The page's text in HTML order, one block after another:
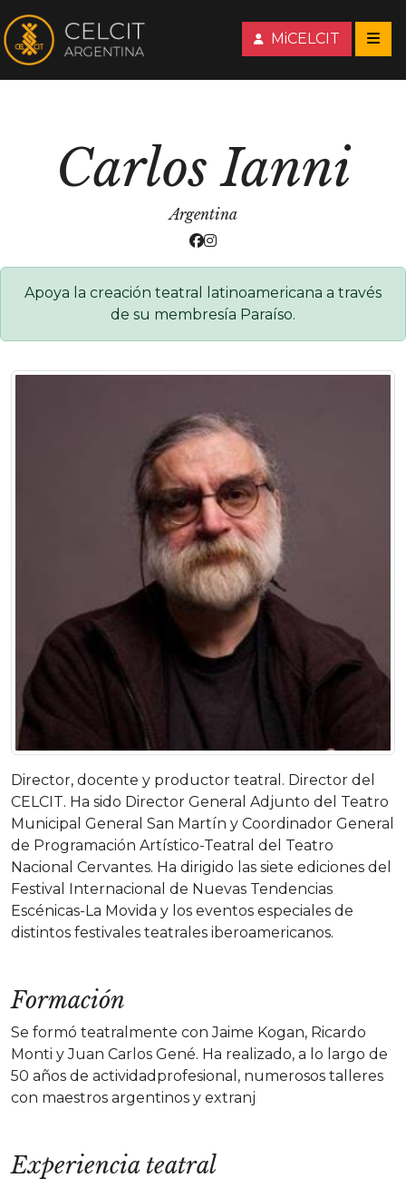
MiCELCIT
Carlos Ianni
Argentina
Apoya la creación teatral latinoamericana a través
de su membresía Paraíso.
Director, docente y productor teatral. Director del
CELCIT. Ha sido Director General Adjunto del Teatro
Municipal General San Martín y Coordinador General
de Programación Artístico-Teatral del Teatro
Nacional Cervantes. Ha dirigido las siete ediciones del
Festival Internacional de Nuevas Tendencias
Escénicas-La Movida y los eventos especiales de
distintos festivales teatrales iberoamericanos.
Formación
Se formó teatralmente con Jaime Kogan, Ricardo
Monti y Juan Carlos Gené. Ha realizado, a lo largo de
50 años de actividadprofesional, numerosos talleres
con maestros argentinos y extranj
Experiencia teatral